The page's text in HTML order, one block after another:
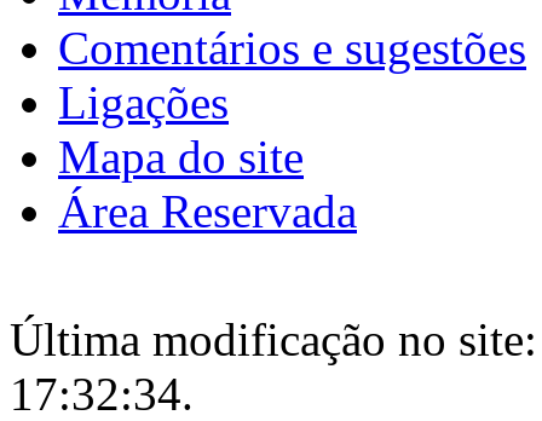
Comentários e sugestões
Ligações
Mapa do site
Área Reservada
Última modificação no
17:32:34.